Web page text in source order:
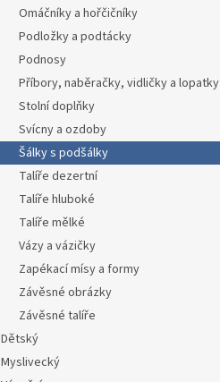
Omáčníky a hořčičníky
Podložky a podtácky
Podnosy
Příbory, naběračky, vidličky a lopatky
Stolní doplňky
Svícny a ozdoby
Šálky s podšálky
Talíře dezertní
Talíře hluboké
Talíře mělké
Vázy a vázičky
Zapékací mísy a formy
Závěsné obrázky
Závěsné talíře
Dětský
Myslivecký